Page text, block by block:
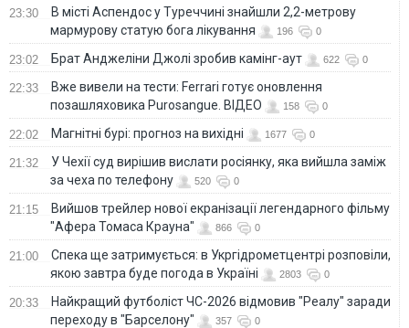
23:30
В місті Аспендос у Туреччині знайшли 2,2-метрову
мармурову статую бога лікування
196 0
23:02 Брат Анджеліни Джолі зробив камінг-аут 622 0
22:33
Вже вивели на тести: Ferrari готує оновлення
позашляховика Purosangue. ВІДЕО
158 0
22:02 Магнітні бурі: прогноз на вихідні 1677 0
21:32
У Чехії суд вирішив вислати росіянку, яка вийшла заміж
за чеха по телефону
520 0
21:15
Вийшов трейлер нової екранізації легендарного фільму
"Афера Томаса Крауна"
866 0
21:00
Спека ще затримується: в Укргідрометцентрі розповіли,
якою завтра буде погода в Україні
2803 0
20:33
Найкращий футболіст ЧС-2026 відмовив "Реалу" заради
переходу в "Барселону"
357 0